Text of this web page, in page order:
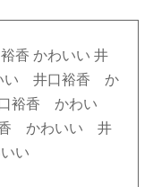
香 かわいい 井
い 井口裕香 か
裕香 かわい
かわいい 井
い